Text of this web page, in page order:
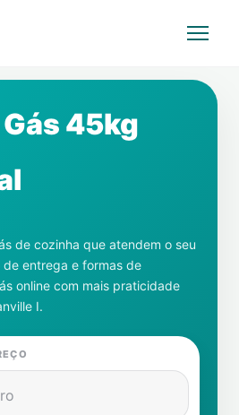
45kg
de cozinha que atendem o seu
entrega e formas de
online com mais praticidade
I.